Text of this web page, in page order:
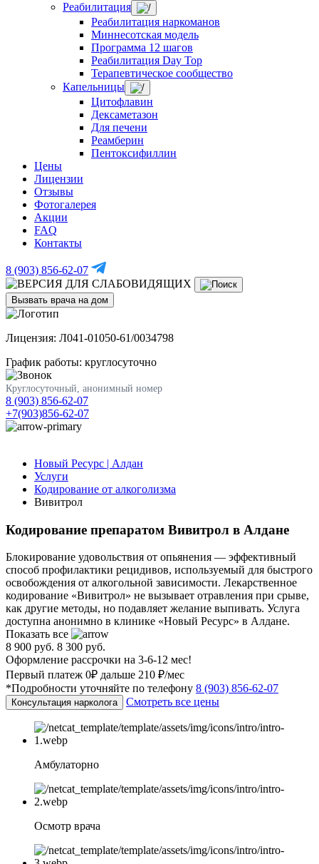
Реабилитация
Реабилитация наркоманов
Миннесотская модель
Программа 12 шагов
Реабилитация Day Top
Терапевтическое сообщество
Капельницы
Цитофлавин
Дексаметазон
Для печени
Реамберин
Пентоксифиллин
Цены
Лицензии
Отзывы
Фотогалерея
Акции
FAQ
Контакты
8 (903) 856-62-07
Вызвать врача на дом
Лицензия: Л041-01050-61/0034798
График работы: круглосуточно
Круглосуточный, анонимный номер
8 (903) 856-62-07
+7(903)856-62-07
Новый Ресурс | Алдан
Услуги
Кодирование от алкоголизма
Вивитрол
Кодирование препаратом Вивитрол в Алдане
Блокирование удовольствия от опьянения — эффективный
способ профилактики рецидивов, используемый для быстрого
освобождения от алкогольной зависимости. Лекарственное
кодирование «Вивитрол» не вызывает отравления при срыве,
как другие методы, но подавляет желание выпивать. Услуга
доступна анонимно в клинике «Новый Ресурс» в Алдане.
Показать все
8 900 руб. 8 300 руб.
Оформление рассрочки на 3-6-12 мес!
Первый платеж 0₽ дальше 210 ₽/мес
*Подробности уточняйте по телефону 8 (903) 856-62-07
Консультация нарколога Смотреть все цены
Амбулаторно
Осмотр врача